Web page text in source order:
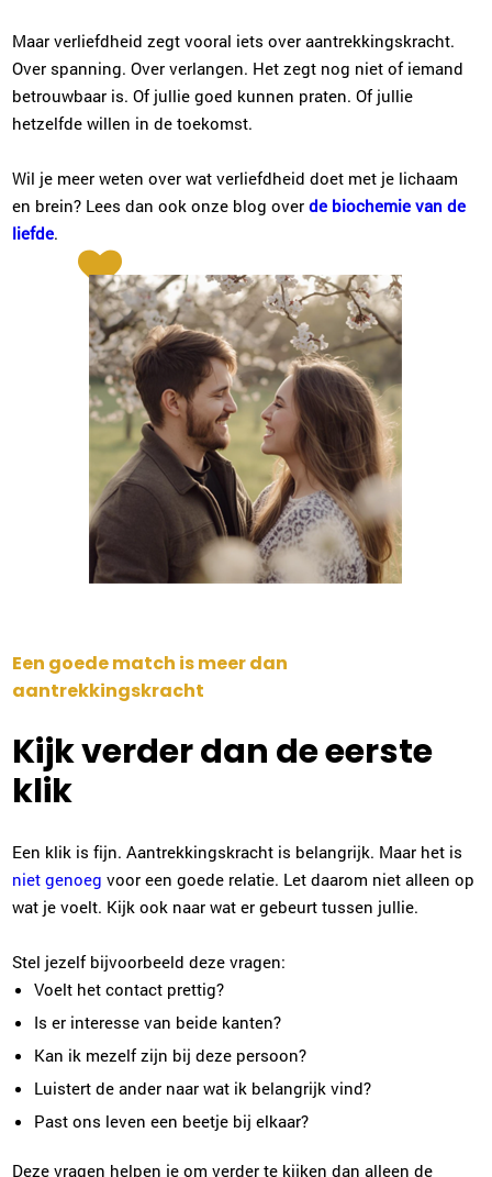
Maar verliefdheid zegt vooral iets over aantrekkingskracht.
Over spanning. Over verlangen. Het zegt nog niet of iemand
betrouwbaar is. Of jullie goed kunnen praten. Of jullie
hetzelfde willen in de toekomst.
Wil je meer weten over wat verliefdheid doet met je lichaam
en brein? Lees dan ook onze blog overde biochemie van de
liefde.
Een goede match is meer dan
aantrekkingskracht
Kijk verder dan de eerste
klik
Een klik is fijn. Aantrekkingskracht is belangrijk. Maar het is
niet genoeg voor een goede relatie. Let daarom niet alleen op
wat je voelt. Kijk ook naar wat er gebeurt tussen jullie.
Stel jezelf bijvoorbeeld deze vragen:
Voelt het contact prettig?
Is er interesse van beide kanten?
Kan ik mezelf zijn bij deze persoon?
Luistert de ander naar wat ik belangrijk vind?
Past ons leven een beetje bij elkaar?
Deze vragen helpen je om verder te kijken dan alleen de